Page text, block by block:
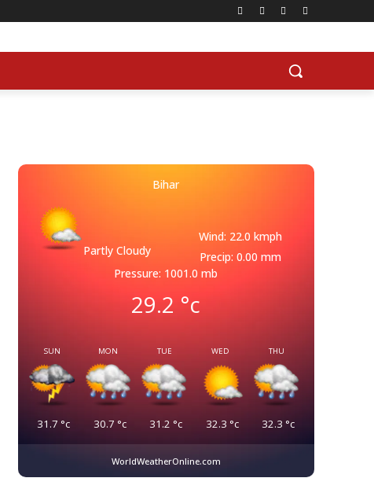
Bihar
Partly Cloudy
Wind: 22.0 kmph
Precip: 0.00 mm
Pressure: 1001.0 mb
29.2 °c
SUN
31.7 °c
MON
30.7 °c
TUE
31.2 °c
WED
32.3 °c
THU
32.3 °c
WorldWeatherOnline.com